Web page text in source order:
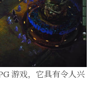
游戏，它具有令人兴